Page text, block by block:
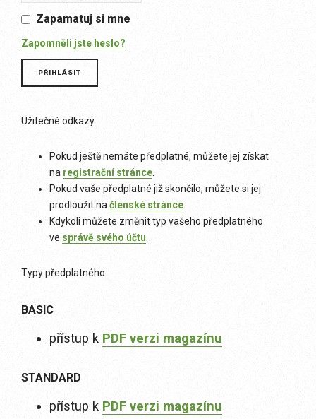
Zapamatuj si mne
Zapomněli jste heslo?
Užitečné odkazy:
Pokud ještě nemáte předplatné, můžete jej získat
na registrační stránce
Pokud vaše předplatné již skončilo, můžete si jej
prodloužit na členské stránce
Kdykoli můžete změnit typ vašeho předplatného
ve správě svého účtu
Typy předplatného:
BASIC
přístup k PDF verzi magazínu
STANDARD
přístup k PDF verzi magazínu